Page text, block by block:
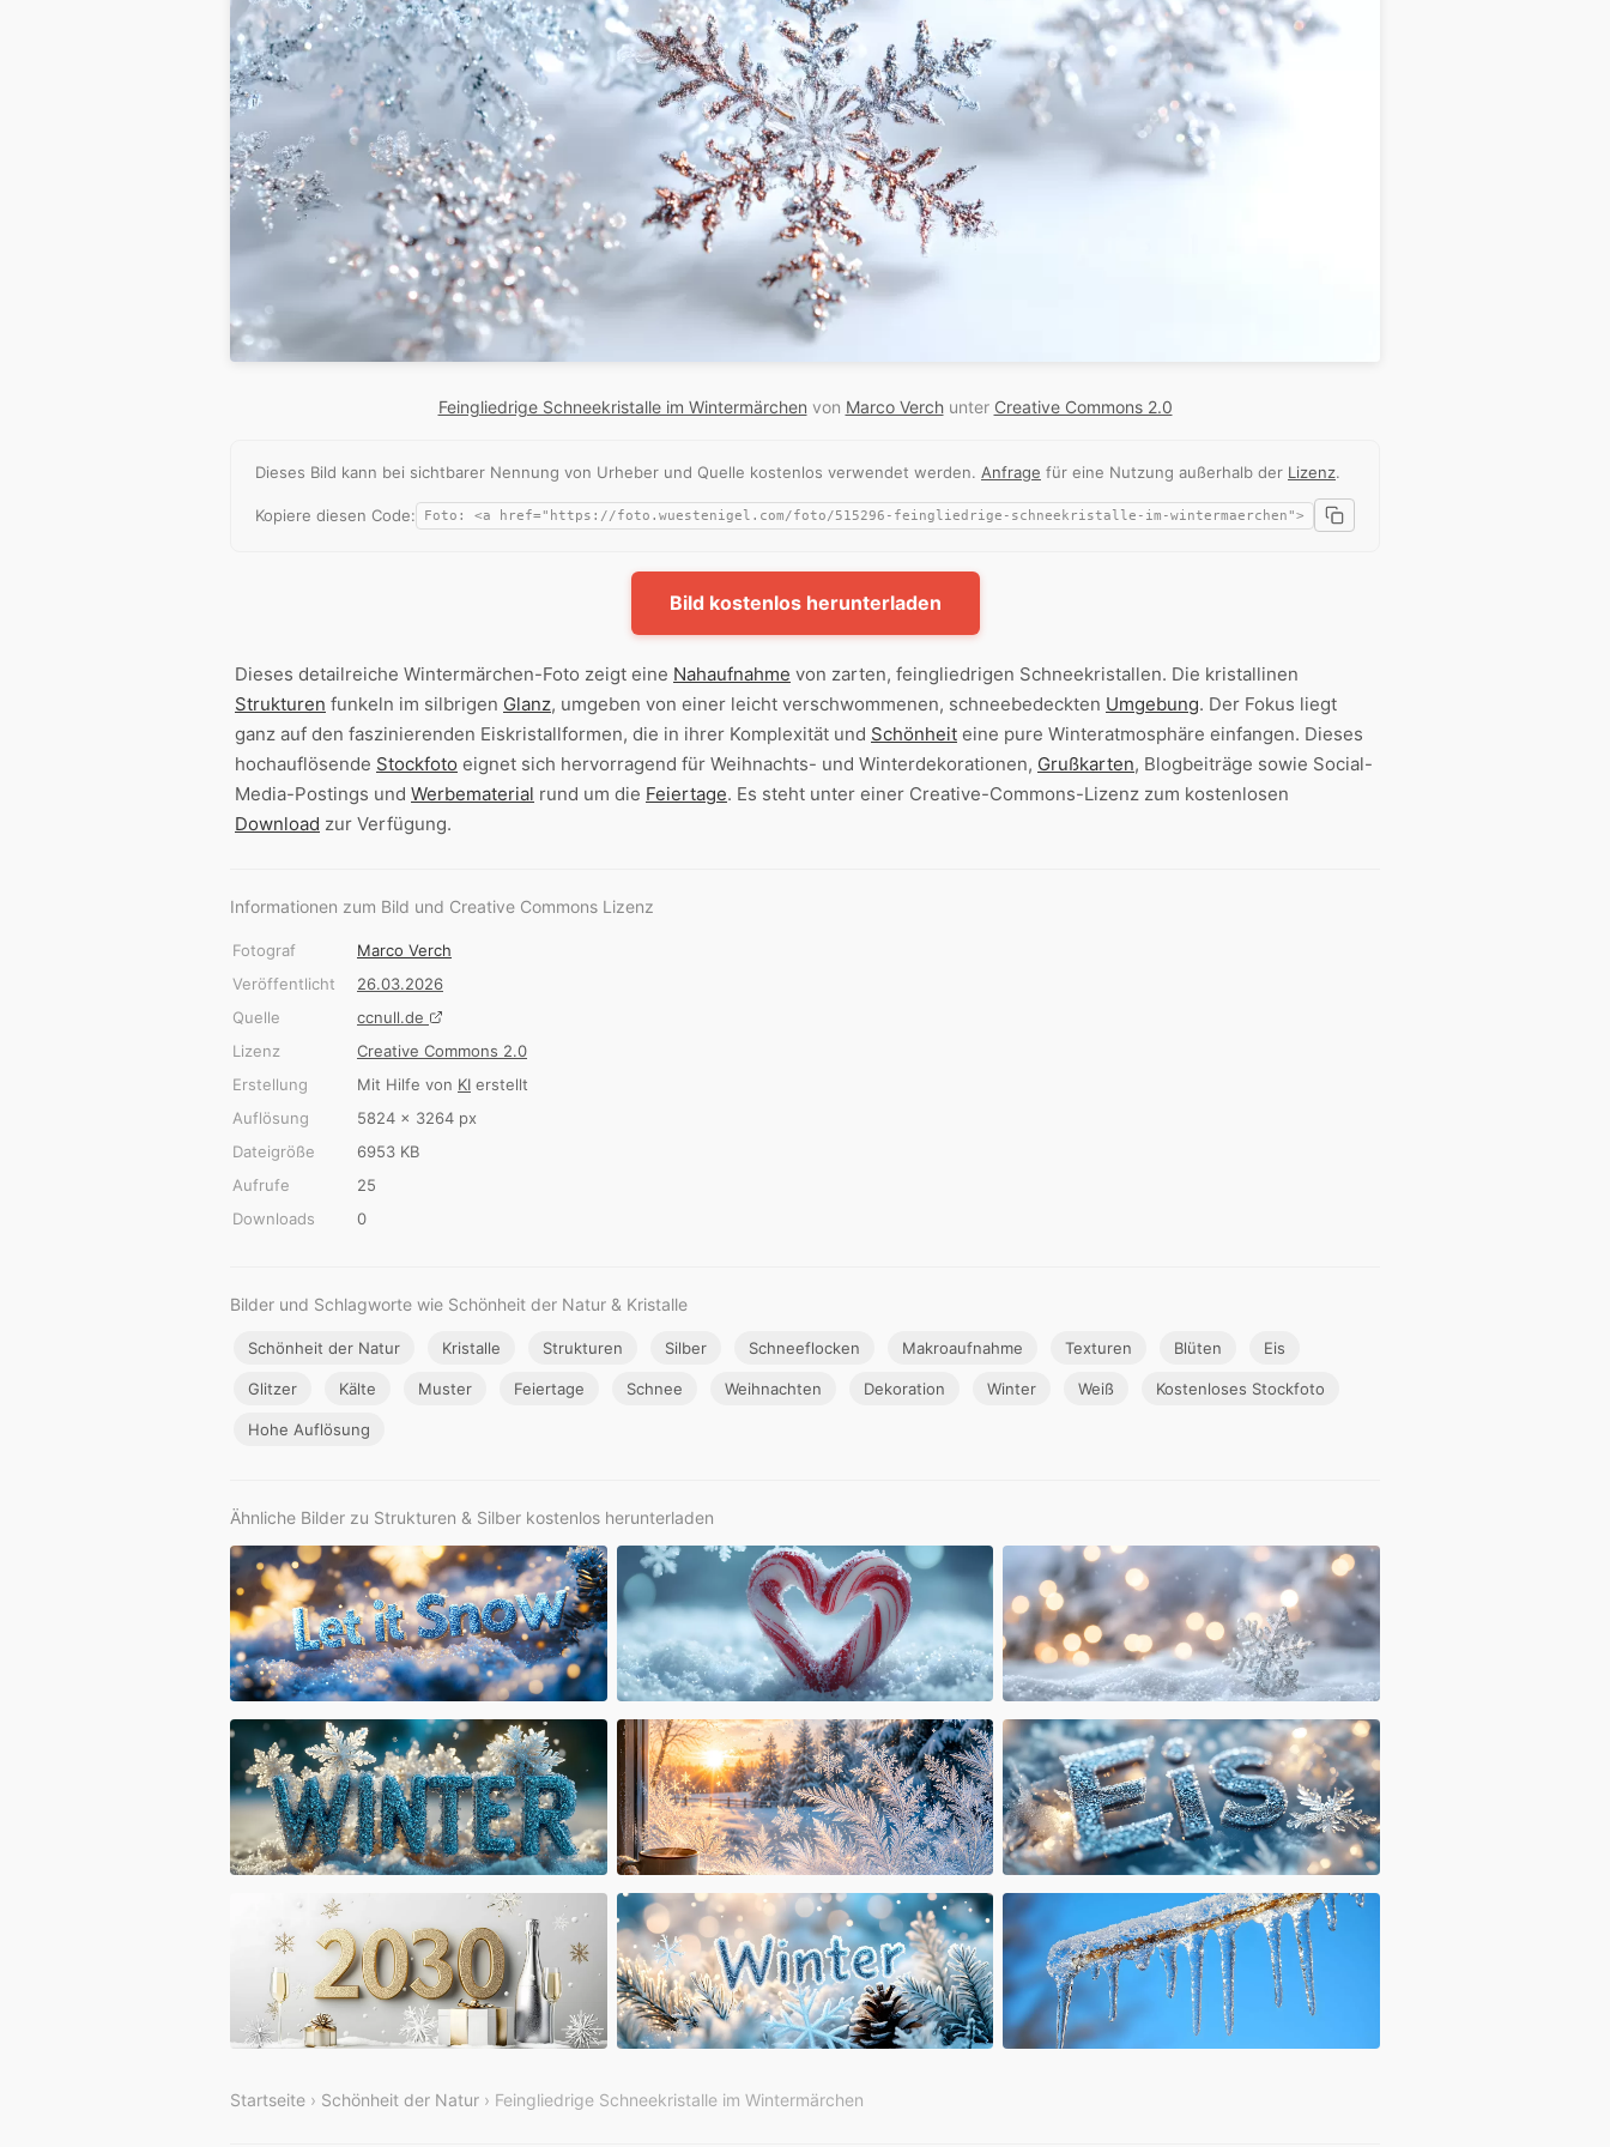
Feingliedrige Schneekristalle im Wintermärchen von Marco Verchunter Creative Commons 2.0
Dieses Bild kann bei sichtbarer Nennung von Urheber und Quelle kostenlos verwendet werden. Anfrage für eine Nutzung außerhalb der Lizenz.
Kopiere diesen Code:
Bild kostenlos herunterladen
Dieses detailreiche Wintermärchen-Foto zeigt eine Nahaufnahme von zarten, feingliedrigen Schneekristallen. Die kristallinen
Strukturen funkeln im silbrigen Glanz, umgeben von einer leicht verschwommenen, schneebedeckten Umgebung. Der Fokus liegt
ganz auf den faszinierenden Eiskristallformen, die in ihrer Komplexität und Schönheit eine pure Winteratmosphäre einfangen. Dieses
hochauflösende Stockfoto eignet sich hervorragend für Weihnachts- und Winterdekorationen, Grußkarten, Blogbeiträge sowie Social-
Media-Postings und Werbematerial rund um die Feiertage. Es steht unter einer Creative-Commons-Lizenz zum kostenlosen
Download zur Verfügung.
Informationen zum Bild und Creative Commons Lizenz
Fotograf
Marco Verch
Veröffentlicht
26.03.2026
Quelle
ccnull.de
Lizenz
Creative Commons 2.0
Erstellung
Mit Hilfe von KI erstellt
Auflösung
5824 × 3264 px
Dateigröße
6953 KB
Aufrufe
25
Downloads
0
Bilder und Schlagworte wie Schönheit der Natur & Kristalle
Schönheit der Natur Kristalle Strukturen Silber Schneeflocken Makroaufnahme Texturen Blüten Eis
Glitzer Kälte Muster Feiertage Schnee Weihnachten Dekoration Winter Weiß Kostenloses Stockfoto
Hohe Auflösung
Ähnliche Bilder zu Strukturen & Silber kostenlos herunterladen
Startseite › Schönheit der Natur › Feingliedrige Schneekristalle im Wintermärchen